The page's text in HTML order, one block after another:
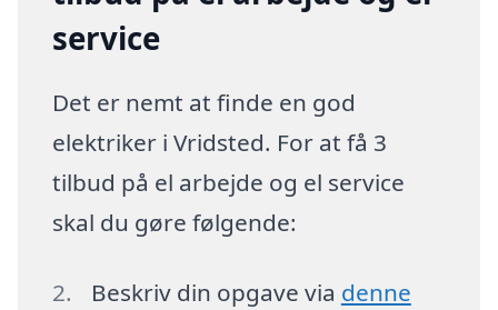
service
Det er nemt at finde en god
elektriker i Vridsted. For at få 3
tilbud på el arbejde og el service
skal du gøre følgende:
Beskriv din opgave via denne